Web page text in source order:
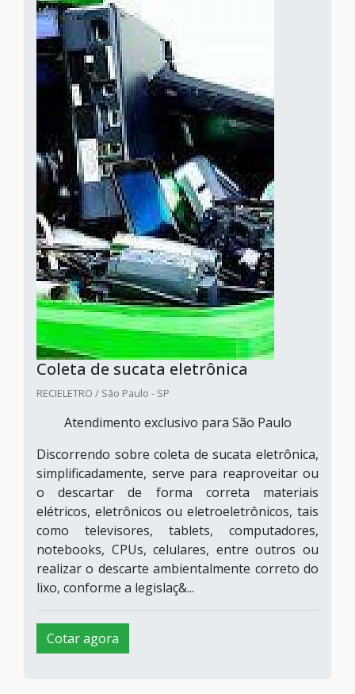
Coleta de sucata eletrônica
RECIELETRO / São Paulo - SP
Atendimento exclusivo para São Paulo
Discorrendo sobre coleta de sucata eletrônica,
simplificadamente, serve para reaproveitar ou
o descartar de forma correta materiais
elétricos, eletrônicos ou eletroeletrônicos, tais
como televisores, tablets, computadores,
notebooks, CPUs, celulares, entre outros ou
realizar o descarte ambientalmente correto do
lixo, conforme a legislaç&...
Cotar agora